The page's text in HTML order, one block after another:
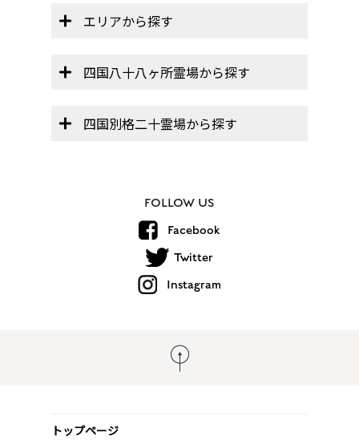
エリアから探す
四国八十八ヶ所霊場から探す
四国別格二十霊場から探す
FOLLOW US
Facebook
Twitter
Instagram
トップページ